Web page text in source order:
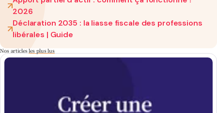
2026
Déclaration 2035 : la liasse fiscale des professions
libérales | Guide
Nos articlesles plus lus